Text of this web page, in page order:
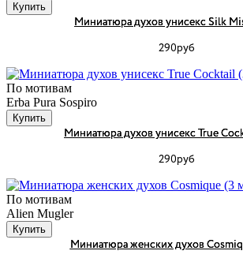
Купить
Миниатюра духов унисекс Silk
290руб
По мотивам
Erba Pura Sospiro
Купить
Миниатюра духов унисекс True
290руб
По мотивам
Alien Mugler
Купить
Миниатюра женских духов